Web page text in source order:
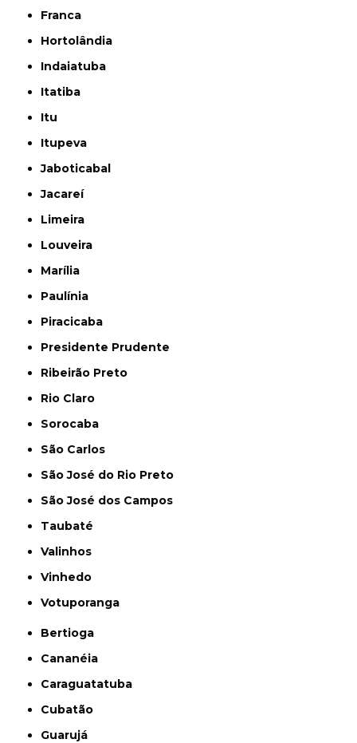
Franca
Hortolândia
Indaiatuba
Itatiba
Itu
Itupeva
Jaboticabal
Jacareí
Limeira
Louveira
Marília
Paulínia
Piracicaba
Presidente Prudente
Ribeirão Preto
Rio Claro
Sorocaba
São Carlos
São José do Rio Preto
São José dos Campos
Taubaté
Valinhos
Vinhedo
Votuporanga
Bertioga
Cananéia
Caraguatatuba
Cubatão
Guarujá